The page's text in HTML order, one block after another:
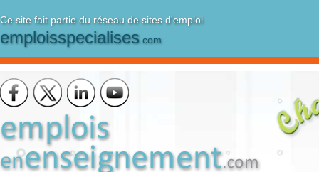
Ce site fait partie du réseau de sites d'emploi
emploisspecialises.com